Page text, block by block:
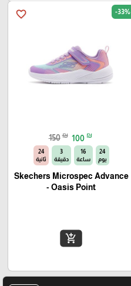
favorite_border -33%
150 ₪ 100 ₪
24
يوم
16
ساعة
3
دقيقة
23
ثانية
Skechers Microspec Advance
- Oasis Point
add_shopping_cart